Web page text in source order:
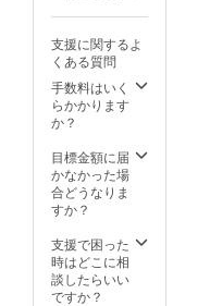
支援に関するよ
くある質問
手数料はいく
らかかります
か？
目標金額に届
かなかった場
合どうなりま
すか？
支援で困った
時はどこに相
談したらいい
ですか？